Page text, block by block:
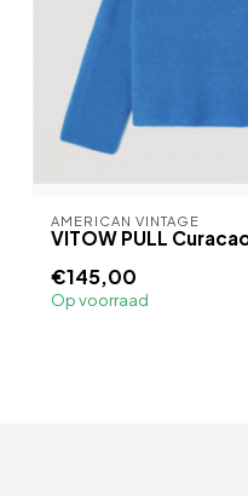
AMERICAN VINTAGE
VITOW PULL
€145,00
Op voorraad